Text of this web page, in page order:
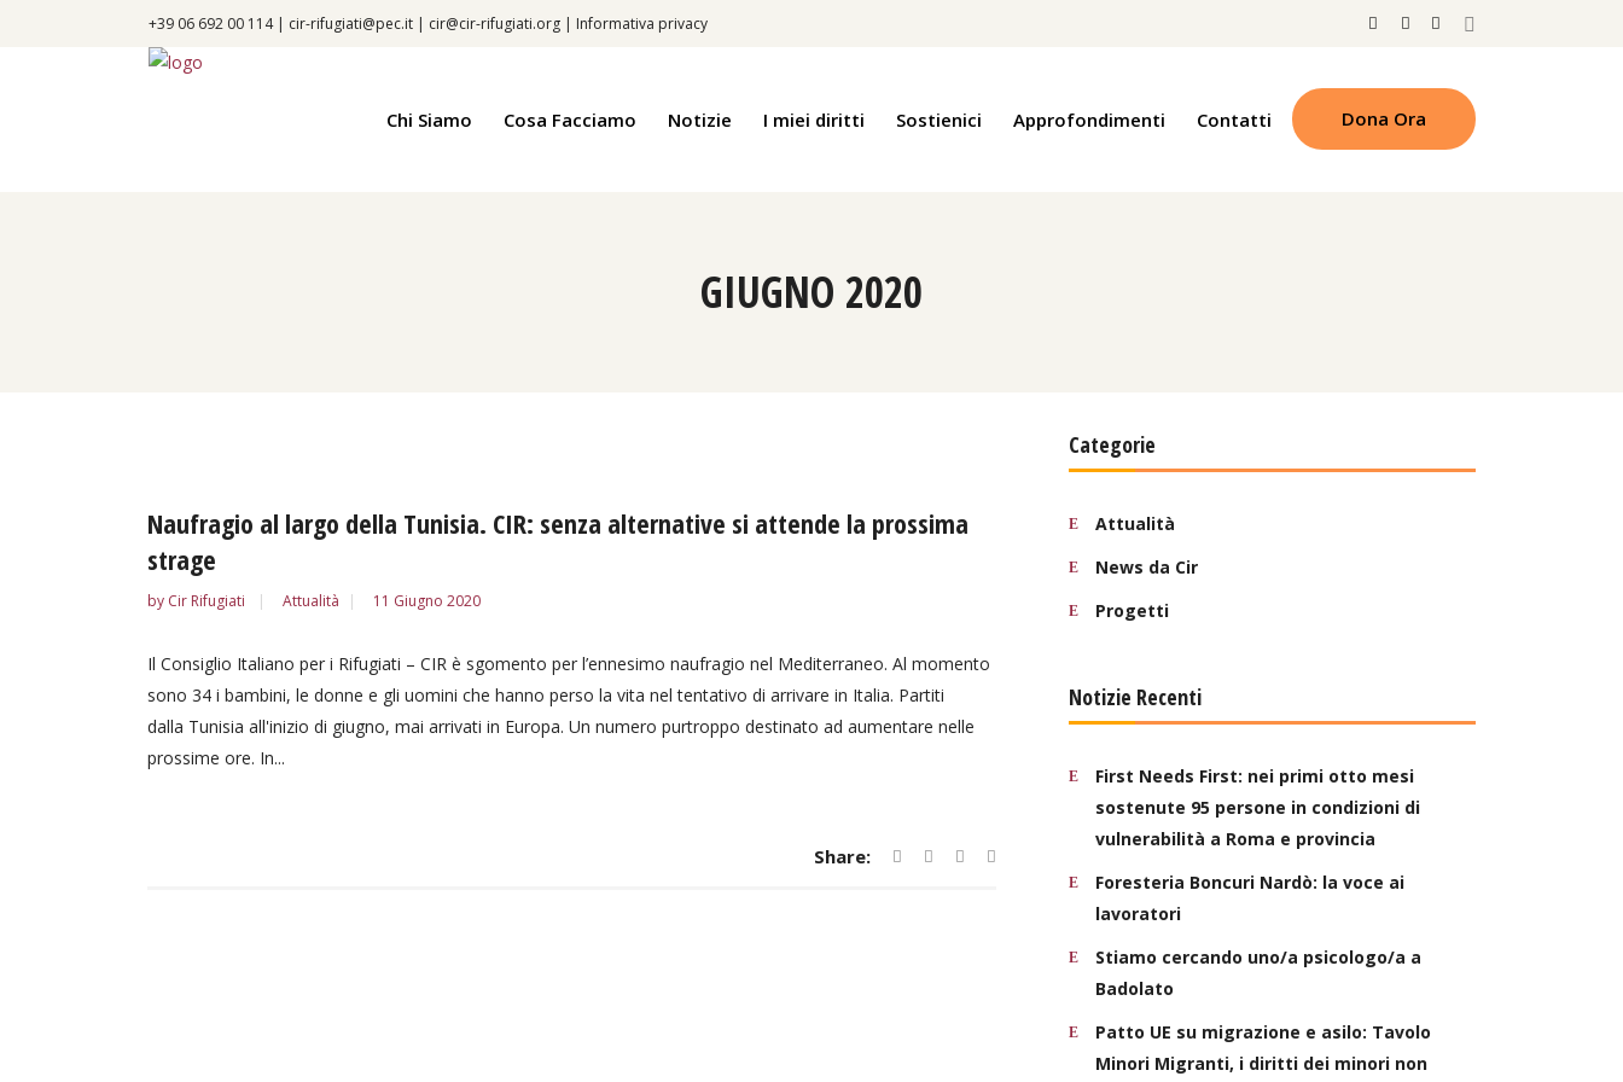
+39 06 692 00 114 | cir-rifugiati@pec.it | cir@cir-rifugiati.org | Informativa privacy
Chi Siamo Cosa Facciamo Notizie I miei diritti Sostienici Approfondimenti Contatti Dona Ora
GIUGNO 2020
Naufragio al largo della Tunisia. CIR: senza alternative si attende la prossima
strage
by Cir Rifugiati Attualità 11 Giugno 2020
Il Consiglio Italiano per i Rifugiati – CIR è sgomento per l’ennesimo naufragio nel Mediterraneo. Al momento
sono 34 i bambini, le donne e gli uomini che hanno perso la vita nel tentativo di arrivare in Italia. Partiti
dalla Tunisia all'inizio di giugno, mai arrivati in Europa. Un numero purtroppo destinato ad aumentare nelle
prossime ore. In...
Share:
Categorie
Attualità
News da Cir
Progetti
Notizie Recenti
First Needs First: nei primi otto mesi
sostenute 95 persone in condizioni di
vulnerabilità a Roma e provincia
Foresteria Boncuri Nardò: la voce ai
lavoratori
Stiamo cercando uno/a psicologo/a a
Badolato
Patto UE su migrazione e asilo: Tavolo
Minori Migranti, i diritti dei minori non